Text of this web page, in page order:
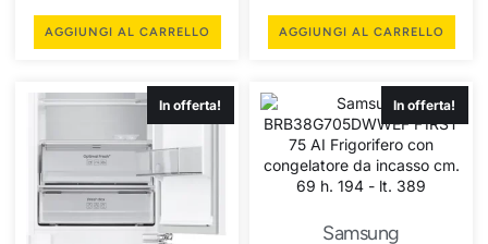
AGGIUNGI AL CARRELLO AGGIUNGI AL CARRELLO
In offerta! In offerta!
Samsung